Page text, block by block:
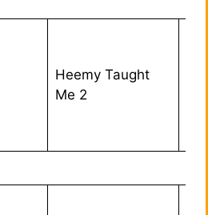
Heemy Taught
Me 2